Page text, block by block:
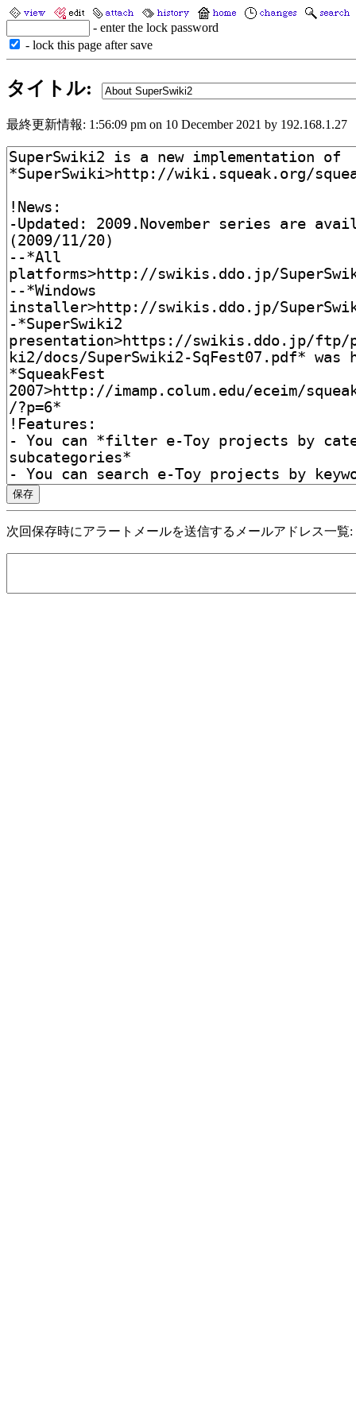
- enter the lock password
- lock this page after save
タイトル:
最終更新情報: 1:56:09 pm on 10 December 2021 by 192.168.1.27
次回保存時にアラートメールを送信するメールアドレス一覧: